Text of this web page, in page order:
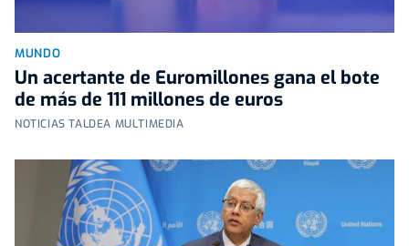
MUNDO
Un acertante de Euromillones gana el bote
de más de 111 millones de euros
NOTICIAS TALDEA MULTIMEDIA